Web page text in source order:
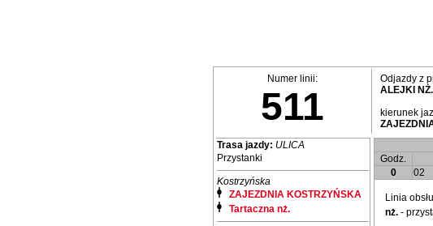
Numer linii:
511
Odjazdy z
ALEJKI NŻ.
kierunek
Trasa jazdy: ULICA
Przystanki
Kostrzyńska
ZAJEZDNIA KOSTRZYŃSKA
Tartaczna nż.
Godz.
0
02
Linia
nż. -